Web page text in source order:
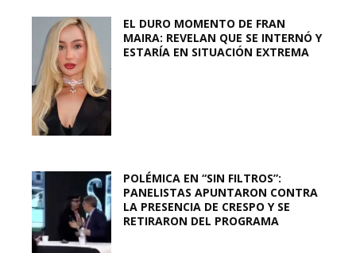
EL DURO MOMENTO DE FRAN
MAIRA: REVELAN QUE SE INTERNÓ Y
ESTARÍA EN SITUACIÓN EXTREMA
POLÉMICA EN “SIN FILTROS”:
PANELISTAS APUNTARON CONTRA
LA PRESENCIA DE CRESPO Y SE
RETIRARON DEL PROGRAMA